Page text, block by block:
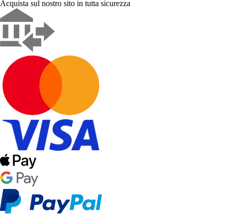
Acquista sul nostro sito in tutta sicurezza